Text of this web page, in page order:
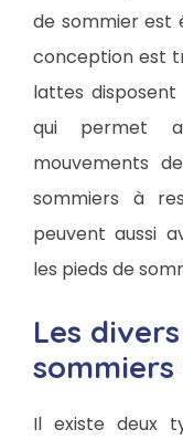
de sommier est
conception est
lattes disposent
qui permet
mouvements
sommiers à
peuvent aussi
les pieds de
Les
Il existe deux